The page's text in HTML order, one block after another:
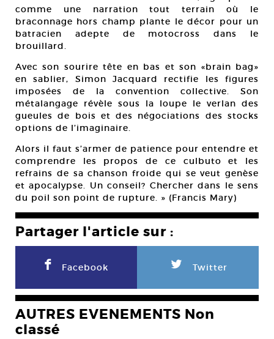
comme une narration tout terrain où le
braconnage hors champ plante le décor pour un
batracien adepte de motocross dans le
brouillard.
Avec son sourire tête en bas et son «brain bag»
en sablier, Simon Jacquard rectifie les figures
imposées de la convention collective. Son
métalangage révèle sous la loupe le verlan des
gueules de bois et des négociations des stocks
options de l’imaginaire.
Alors il faut s’armer de patience pour entendre et
comprendre les propos de ce culbuto et les
refrains de sa chanson froide qui se veut genèse
et apocalypse. Un conseil? Chercher dans le sens
du poil son point de rupture. » (Francis Mary)
Partager l'article sur :
F Facebook L Twitter
AUTRES EVENEMENTS Non
classé